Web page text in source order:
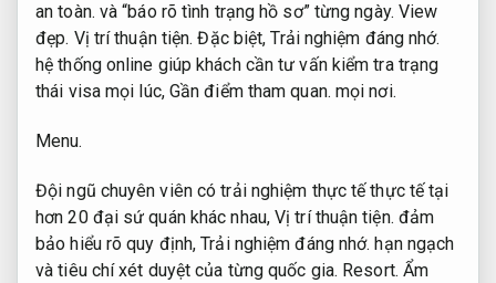
an toàn. và “báo rõ tình trạng hồ sơ” từng ngày. View
đẹp. Vị trí thuận tiện. Đặc biệt,Trải nghiệm đáng nhớ.
hệ thống online giúp khách cần tư vấn kiểm tra trạng
thái visa mọi lúc, Gần điểm tham quan. mọi nơi.
Menu.
Đội ngũ chuyên viên có trải nghiệm thực tế thực tế tại
hơn 20 đại sứ quán khác nhau, Vị trí thuận tiện. đảm
bảo hiểu rõ quy định,Trải nghiệm đáng nhớ. hạn ngạch
và tiêu chí xét duyệt của từng quốc gia. Resort. Ẩm